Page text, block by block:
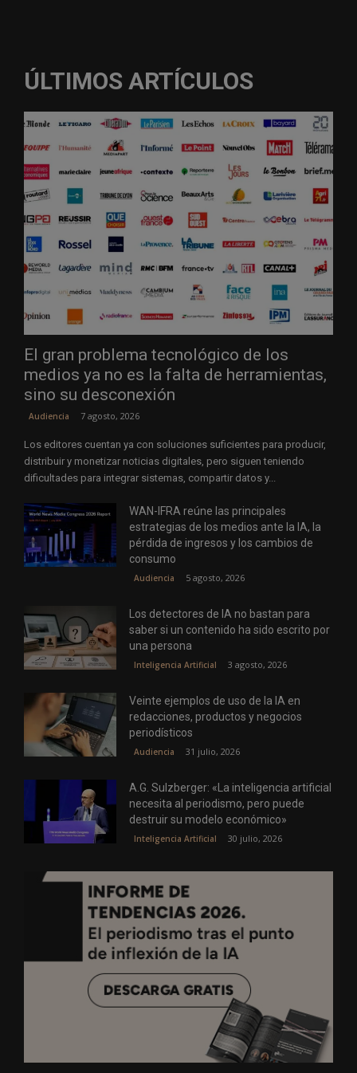
ÚLTIMOS ARTÍCULOS
El gran problema tecnológico de los
medios ya no es la falta de herramientas,
sino su desconexión
Audiencia 7 agosto, 2026
Los editores cuentan ya con soluciones suficientes para producir,
distribuir y monetizar noticias digitales, pero siguen teniendo
dificultades para integrar sistemas, compartir datos y...
WAN-IFRA reúne las principales
estrategias de los medios ante la IA, la
pérdida de ingresos y los cambios de
consumo
Audiencia 5 agosto, 2026
Los detectores de IA no bastan para
saber si un contenido ha sido escrito por
una persona
Inteligencia Artificial 3 agosto, 2026
Veinte ejemplos de uso de la IA en
redacciones, productos y negocios
periodísticos
Audiencia 31 julio, 2026
A.G. Sulzberger: «La inteligencia artificial
necesita al periodismo, pero puede
destruir su modelo económico»
Inteligencia Artificial 30 julio, 2026